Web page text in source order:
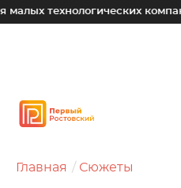
компаний
Главная Сюжеты